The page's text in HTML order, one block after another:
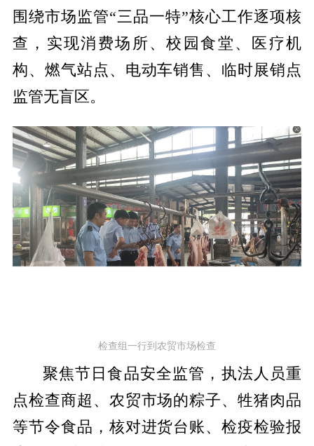
围绕市场监管“三品一特”核心工作逐项核
查，实现消费场所、校园食堂、医疗机
构、燃气站点、电动车销售、临时展销点
监管无盲区。
检查组一行到农贸市场检查
聚焦节日食品安全监管，执法人员重
点检查商超、农贸市场的粽子、牲猪肉品
等节令食品，核对进货台账、检疫检验报